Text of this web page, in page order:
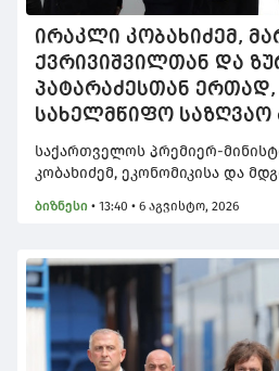
ირაკლი კობახიძემ,
ქვრივიშვილთან და
პატარაძესთან ერთად,
სახელმწიფო საზღვაო
განახლებული
საწვრთნელი
საქართველოს პრემიერ-
კობახიძემ, ეკონომიკისა და
ავტონომიური რესპუბლიკის
სახელმწიფო საზღვაო
სასწავლო და საწვრთნელი
დაათვალიერა.
ბიზნესი • 13:40 • 6 აგვისტო, 2026